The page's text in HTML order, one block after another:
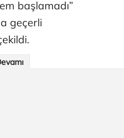
başlamadı”
geçerli